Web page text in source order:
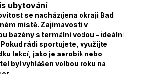
ubytování
se nacházíjena okraji Bad
místě. Zajímavostí v
bazény s termální vodou - ideální
rádi sportujete, využijte
lekcí, jako je aerobik nebo
byl vyhlášen volbou roku na